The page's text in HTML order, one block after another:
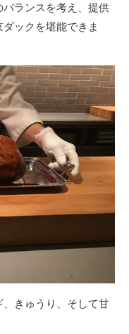
ランスを考え、提供
ックを堪能できま
きゅうり、そして甘